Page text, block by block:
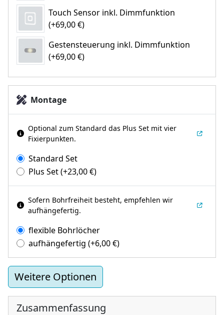
Touch Sensor inkl. Dimmfunktion
(+69,00 €)
Gestensteuerung inkl. Dimmfunktion
(+69,00 €)
Montage
Optional zum Standard das Plus Set mit vier
Fixierpunkten.
Standard Set
Plus Set(+23,00€)
Sofern Bohrfreiheit besteht, empfehlen wir
aufhängefertig.
flexible Bohrlöcher
aufhängefertig (+6,00€)
Weitere Optionen
Zusammenfassung